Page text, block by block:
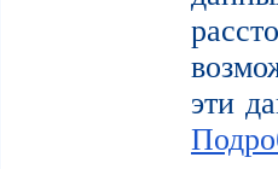
эти